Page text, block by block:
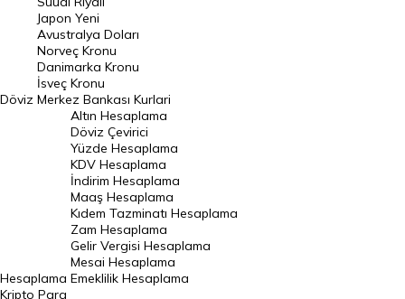
Avustralya Doları
Danimarka Kronu Kuru
Kanada Doları Kuru
Norveç Kronu Kuru
İsveç Kronu Kuru
Japon Yeni Kuru
Serbest Piyasa Döviz Kurları
Merkez Bankası Döviz Kurları
Altın Fiyatları
Döviz
Japon Yeni
Avustralya Doları
Norveç Kronu
Danimarka Kronu
İsveç Kronu
Merkez Bankası Kurlari
Hesaplama
Altın Hesaplama
Döviz Çevirici
Yüzde Hesaplama
KDV Hesaplama
İndirim Hesaplama
Maaş Hesaplama
Kıdem Tazminatı Hesaplama
Zam Hesaplama
Gelir Vergisi Hesaplama
Mesai Hesaplama
Emeklilik Hesaplama
Kripto Para